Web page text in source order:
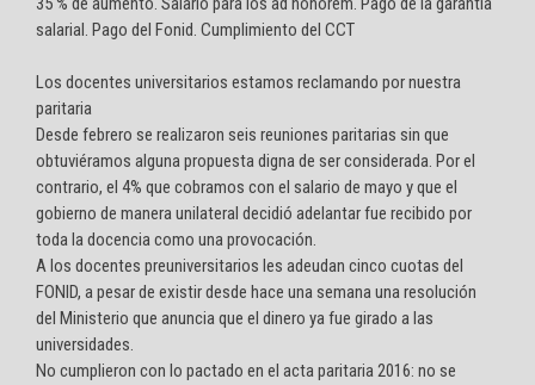
salarial. Pago del Fonid. Cumplimiento del CCT
Los docentes universitarios estamos reclamando por nuestra
paritaria
Desde febrero se realizaron seis reuniones paritarias sin que
obtuviéramos alguna propuesta digna de ser considerada. Por el
contrario, el 4% que cobramos con el salario de mayo y que el
gobierno de manera unilateral decidió adelantar fue recibido por
toda la docencia como una provocación.
A los docentes preuniversitarios les adeudan cinco cuotas del
FONID, a pesar de existir desde hace una semana una resolución
del Ministerio que anuncia que el dinero ya fue girado a las
universidades.
No cumplieron con lo pactado en el acta paritaria 2016: no se